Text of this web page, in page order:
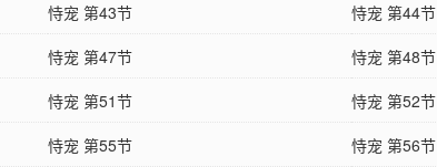
恃宠 第43节
恃宠 第44节
恃宠 第47节
恃宠 第48节
恃宠 第51节
恃宠 第52节
恃宠 第55节
恃宠 第56节